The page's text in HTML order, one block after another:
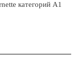
категорий A1